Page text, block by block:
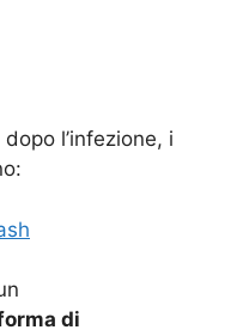
l’infezione, i
di